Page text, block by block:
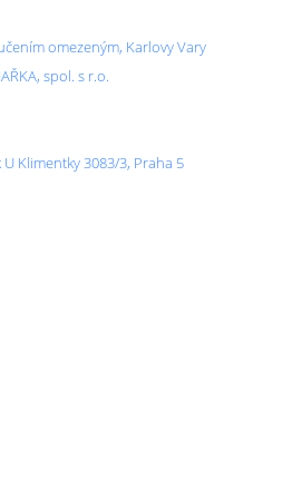
omezeným, Karlovy Vary
spol. s r.o.
Klimentky 3083/3, Praha 5